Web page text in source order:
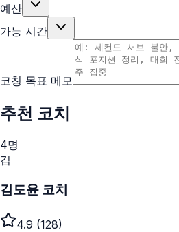
예산
가능 시간
코칭 목표 메모
추천 코치
4명
김
김도윤 코치
4.9 (128)